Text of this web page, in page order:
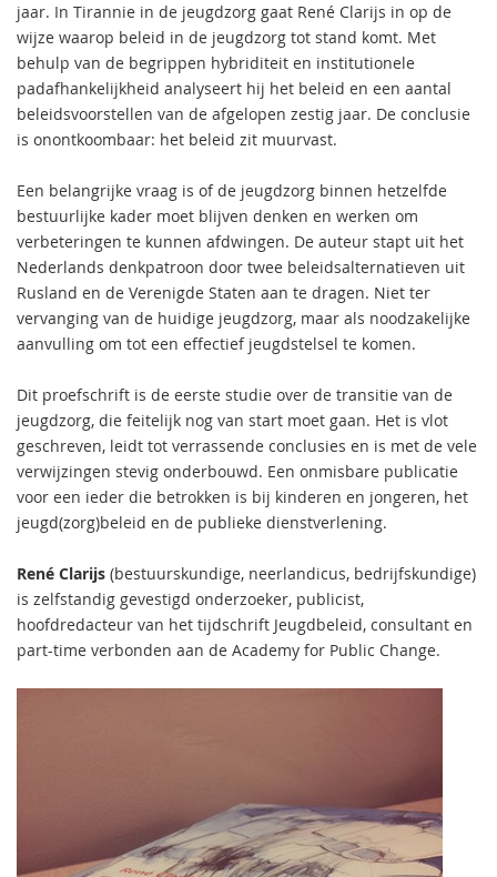
jaar. In Tirannie in de jeugdzorg gaat René Clarijs in op de
wijze waarop beleid in de jeugdzorg tot stand komt. Met
behulp van de begrippen hybriditeit en institutionele
padafhankelijkheid analyseert hij het beleid en een aantal
beleidsvoorstellen van de afgelopen zestig jaar. De conclusie
is onontkoombaar: het beleid zit muurvast.
Een belangrijke vraag is of de jeugdzorg binnen hetzelfde
bestuurlijke kader moet blijven denken en werken om
verbeteringen te kunnen afdwingen. De auteur stapt uit het
Nederlands denkpatroon door twee beleidsalternatieven uit
Rusland en de Verenigde Staten aan te dragen. Niet ter
vervanging van de huidige jeugdzorg, maar als noodzakelijke
aanvulling om tot een effectief jeugdstelsel te komen.
Dit proefschrift is de eerste studie over de transitie van de
jeugdzorg, die feitelijk nog van start moet gaan. Het is vlot
geschreven, leidt tot verrassende conclusies en is met de vele
verwijzingen stevig onderbouwd. Een onmisbare publicatie
voor een ieder die betrokken is bij kinderen en jongeren, het
jeugd(zorg)beleid en de publieke dienstverlening.
René Clarijs (bestuurskundige, neerlandicus, bedrijfskundige)
is zelfstandig gevestigd onderzoeker, publicist,
hoofdredacteur van het tijdschrift Jeugdbeleid, consultant en
part-time verbonden aan de Academy for Public Change.